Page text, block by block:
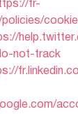
fr-
not-track